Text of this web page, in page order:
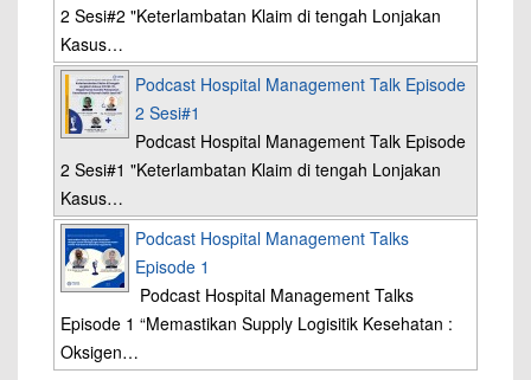
2 Sesi#2 "Keterlambatan Klaim di tengah Lonjakan
Kasus…
Podcast Hospital Management Talk Episode
2 Sesi#1
Podcast Hospital Management Talk Episode
2 Sesi#1 "Keterlambatan Klaim di tengah Lonjakan
Kasus…
Podcast Hospital Management Talks
Episode 1
Podcast Hospital Management Talks
Episode 1 “Memastikan Supply Logisitik Kesehatan :
Oksigen…